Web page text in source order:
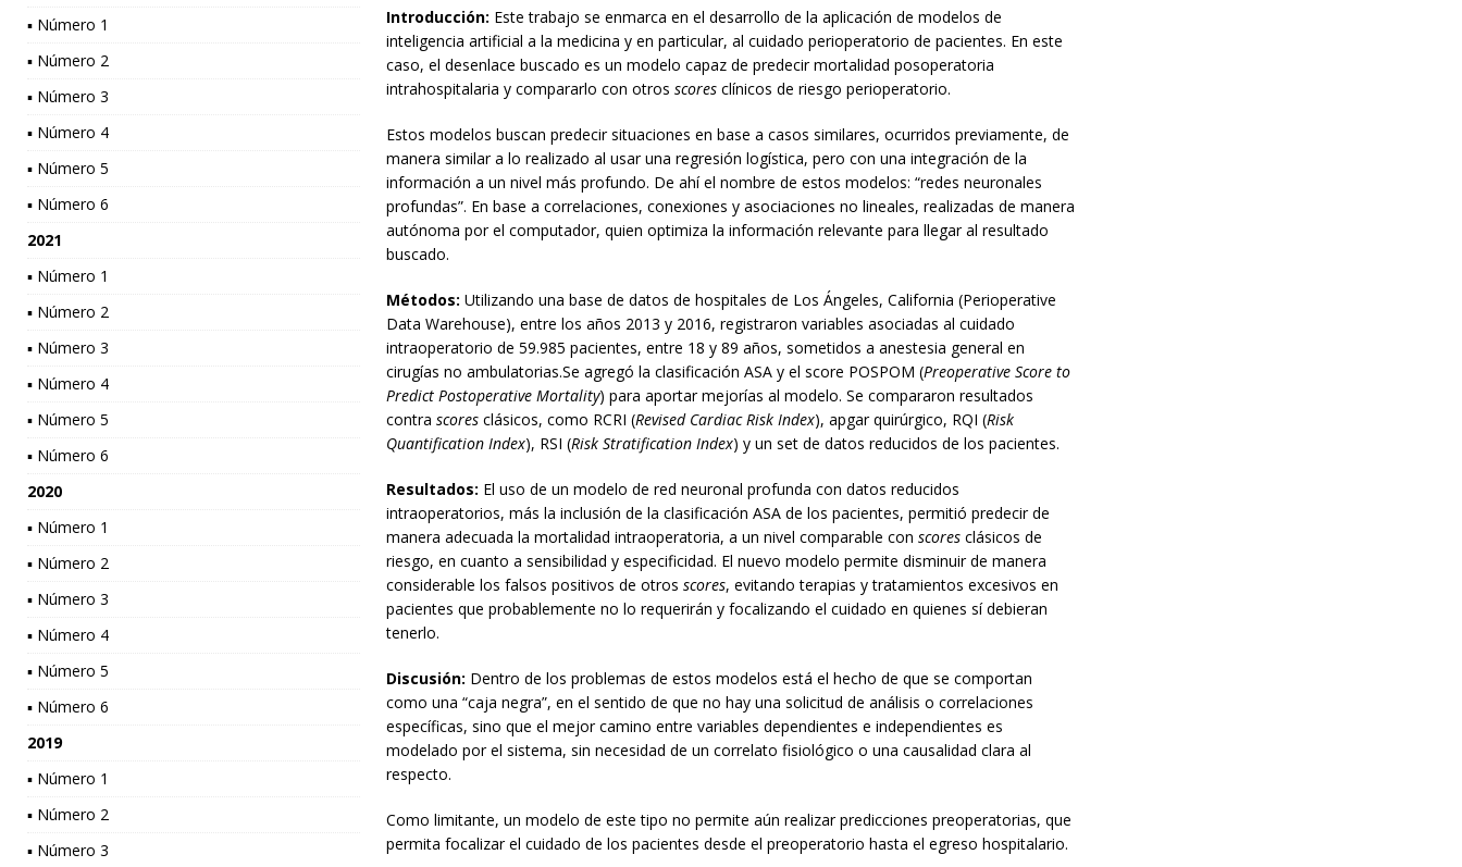
Introducción: Este trabajo se enmarca en el desarrollo de la aplicación de modelos de
inteligencia artificial a la medicina y en particular, al cuidado perioperatorio de pacientes. En este
caso, el desenlace buscado es un modelo capaz de predecir mortalidad posoperatoria
intrahospitalaria y compararlo con otros scoresclínicos de riesgo perioperatorio.
Estos modelos buscan predecir situaciones en base a casos similares, ocurridos previamente, de
manera similar a lo realizado al usar una regresión logística, pero con una integración de la
información a un nivel más profundo. De ahí el nombre de estos modelos: “redes neuronales
profundas”. En base a correlaciones, conexiones y asociaciones no lineales, realizadas de manera
autónoma por el computador, quien optimiza la información relevante para llegar al resultado
buscado.
Métodos: Utilizando una base de datos de hospitales de Los Ángeles, California (Perioperative
Data Warehouse), entre los años 2013 y 2016, registraron variables asociadas al cuidado
intraoperatorio de 59.985 pacientes, entre 18 y 89 años, sometidos a anestesia general en
cirugías no ambulatorias.Se agregó la clasificación ASA y el score POSPOM (Preoperative Score to
Predict Postoperative Mortality) para aportar mejorías al modelo. Se compararon resultados
contra scoresclásicos, como RCRI (Revised Cardiac Risk Index), apgar quirúrgico, RQI (Risk
Quantification Index), RSI (Risk Stratification Index) y un set de datos reducidos de los pacientes.
Resultados: El uso de un modelo de red neuronal profunda con datos reducidos
intraoperatorios, más la inclusión de la clasificación ASA de los pacientes, permitió predecir de
manera adecuada la mortalidad intraoperatoria, a un nivel comparable con scoresclásicos de
riesgo, en cuanto a sensibilidad y especificidad. El nuevo modelo permite disminuir de manera
considerable los falsos positivos de otros scores, evitando terapias y tratamientos excesivos en
pacientes que probablemente no lo requerirán y focalizando el cuidado en quienes sí debieran
tenerlo.
Discusión: Dentro de los problemas de estos modelos está el hecho de que se comportan
como una “caja negra”, en el sentido de que no hay una solicitud de análisis o correlaciones
específicas, sino que el mejor camino entre variables dependientes e independientes es
modelado por el sistema, sin necesidad de un correlato fisiológico o una causalidad clara al
respecto.
Como limitante, un modelo de este tipo no permite aún realizar predicciones preoperatorias, que
permita focalizar el cuidado de los pacientes desde el preoperatorio hasta el egreso hospitalario.
▪ Número 1
▪ Número 2
▪ Número 3
▪ Número 4
▪ Número 5
▪ Número 6
2021
▪ Número 1
▪ Número 2
▪ Número 3
▪ Número 4
▪ Número 5
▪ Número 6
2020
▪ Número 1
▪ Número 2
▪ Número 3
▪ Número 4
▪ Número 5
▪ Número 6
2019
▪ Número 1
▪ Número 2
▪ Número 3